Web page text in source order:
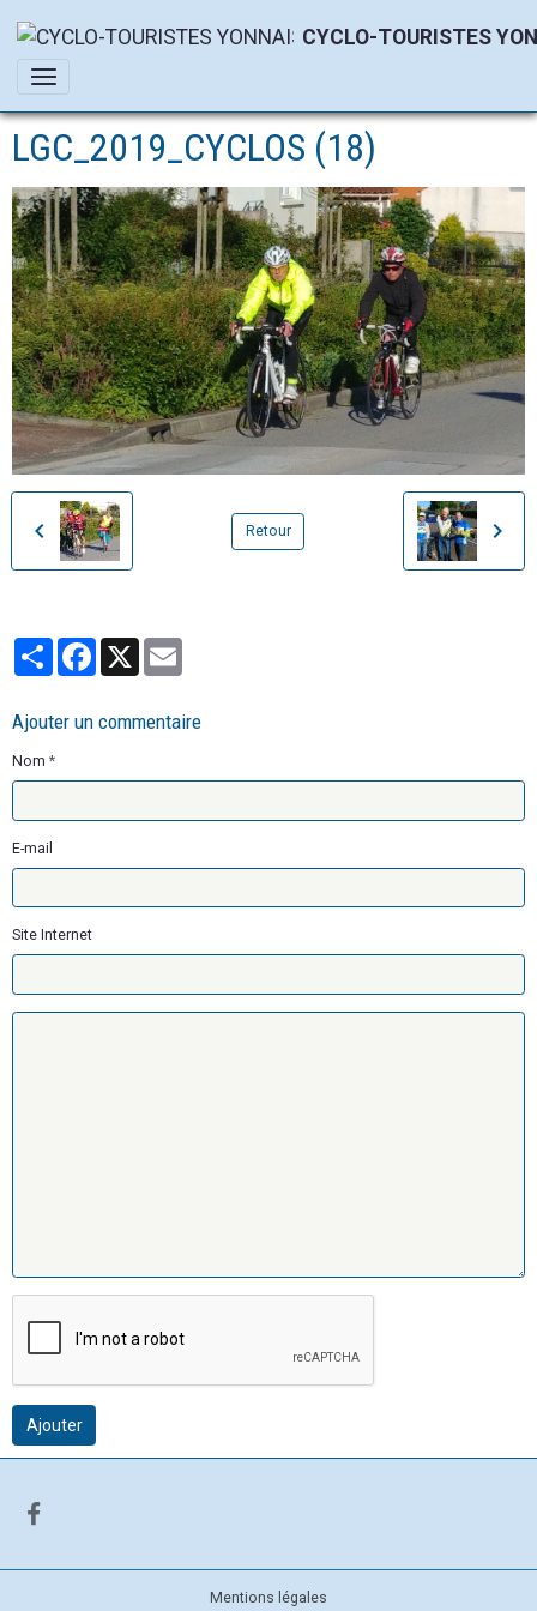
CYCLO-TOURISTES
LGC_2019_CYCLOS (18)
Retour
PartagerFacebook
Ajouter un commentaire
Nom
E-mail
Site Internet
Ajouter
Mentions légales